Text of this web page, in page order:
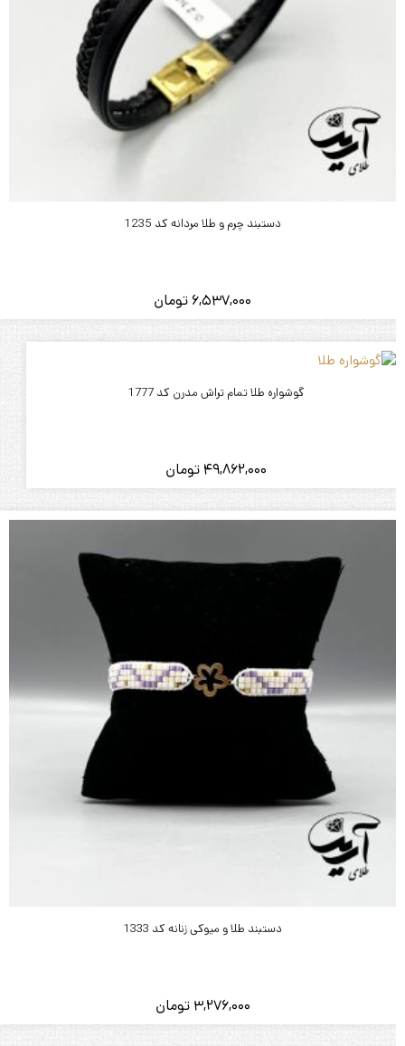
دستبند چرم و طلا مردانه کد 1235
6,537,000تومان
گوشواره طلا تمام تراش مدرن کد 1777
49,862,000تومان
دستبند طلا و میوکی زنانه کد 1333
3,276,000تومان